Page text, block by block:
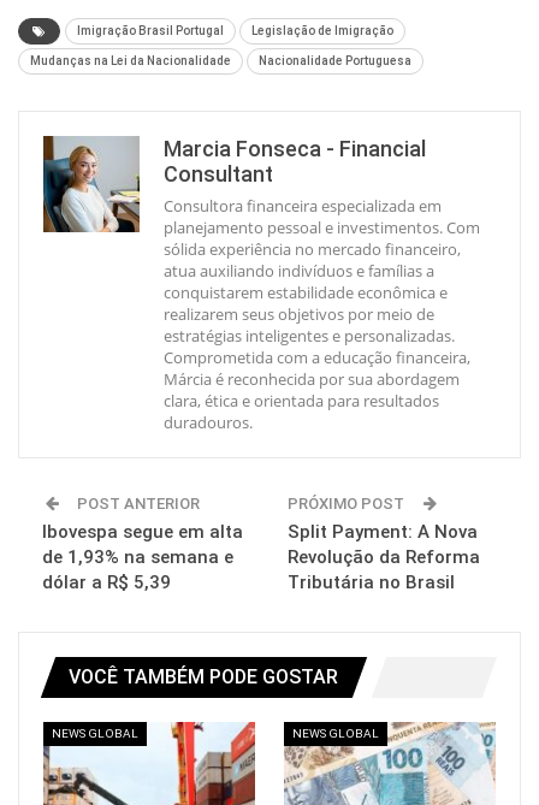
Imigração Brasil Portugal Legislação de Imigração
Mudanças na Lei da Nacionalidade Nacionalidade Portuguesa
Marcia Fonseca - Financial
Consultant
Consultora financeira especializada em
planejamento pessoal e investimentos. Com
sólida experiência no mercado financeiro,
atua auxiliando indivíduos e famílias a
conquistarem estabilidade econômica e
realizarem seus objetivos por meio de
estratégias inteligentes e personalizadas.
Comprometida com a educação financeira,
Márcia é reconhecida por sua abordagem
clara, ética e orientada para resultados
duradouros.
POST ANTERIOR
Ibovespa segue em alta
de 1,93% na semana e
dólar a R$ 5,39
PRÓXIMO POST
Split Payment: A Nova
Revolução da Reforma
Tributária no Brasil
VOCÊ TAMBÉM PODE GOSTAR
NEWS GLOBAL NEWS GLOBAL